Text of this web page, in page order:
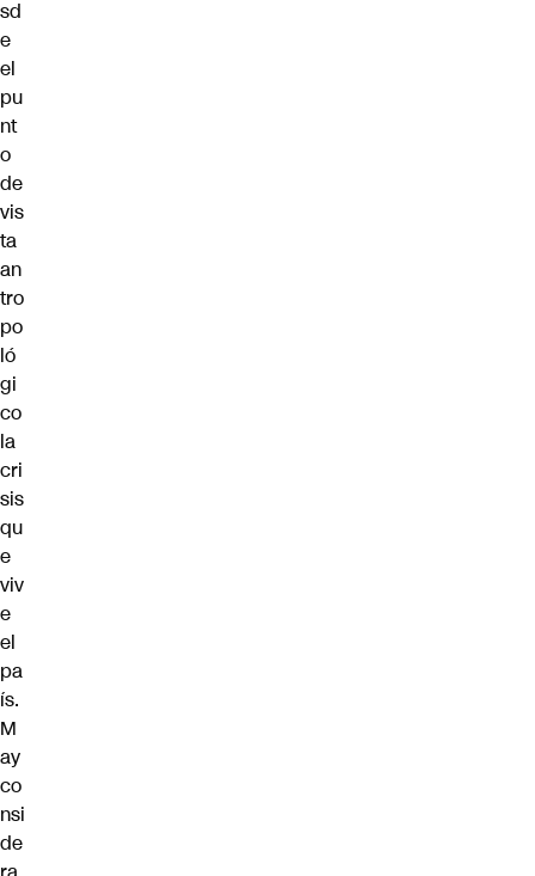
sd
e
el
pu
nt
o
de
vis
ta
an
tro
po
ló
gi
co
la
cri
sis
qu
e
viv
e
el
pa
ís.
M
ay
co
nsi
de